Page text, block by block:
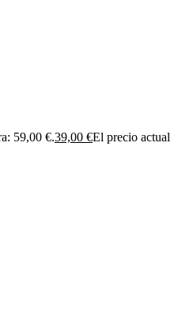
59,00 €.39,00 €El precio actual